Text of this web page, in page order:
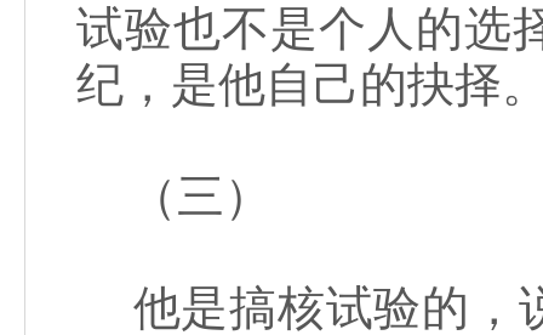
试验也不是个人的选
纪，是他自己的抉择
（三）
他是搞核试验的，